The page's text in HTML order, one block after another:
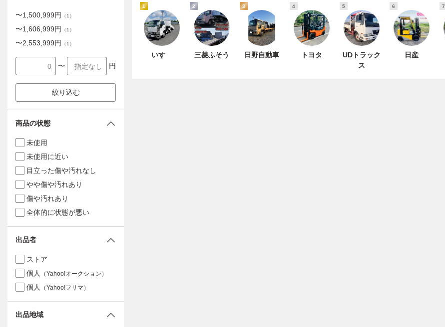
1
いすゞ
2
三菱ふそう
3
日野自動車
4
トヨタ
5
UDトラック
ス
6
日産
7
〜1,500,999円 （1 ）
〜1,606,999円 （1 ）
〜2,553,999円 （1 ）
〜 円
絞り込む
商品の状態
未使用
未使用に近い
目立った傷や汚れなし
やや傷や汚れあり
傷や汚れあり
全体的に状態が悪い
出品者
ストア
個人
（Yahoo!オークション）
個人 （Yahoo!フリマ）
出品地域